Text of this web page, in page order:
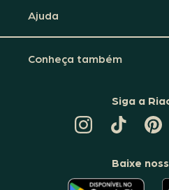
Ajuda
Conheça também
Siga a
TIKTOK
DA DA
Baixe
O